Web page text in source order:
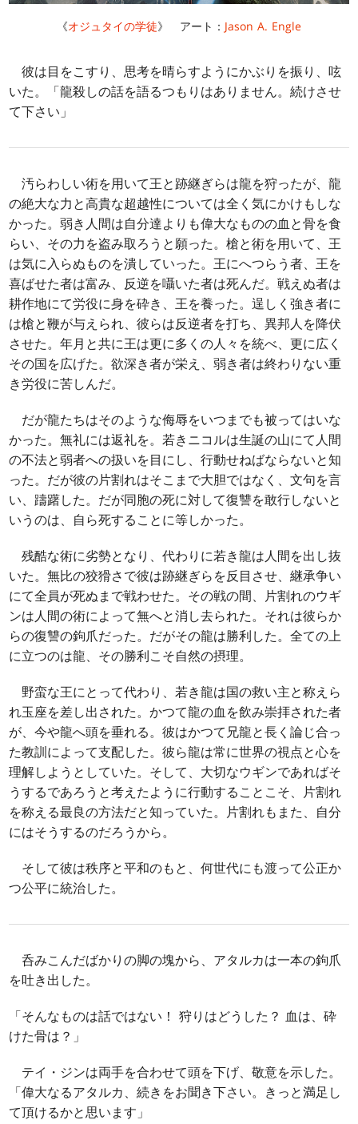
《オジュタイの学徒》 アート： Jason A. Engle
彼は目をこすり、思考を晴らすようにかぶりを振り、呟
いた。「龍殺しの話を語るつもりはありません。続けさせ
て下さい」
汚らわしい術を用いて王と跡継ぎらは龍を狩ったが、龍
の絶大な力と高貴な超越性については全く気にかけもしな
かった。弱き人間は自分達よりも偉大なものの血と骨を食
らい、その力を盗み取ろうと願った。槍と術を用いて、王
は気に入らぬものを潰していった。王にへつらう者、王を
喜ばせた者は富み、反逆を囁いた者は死んだ。戦えぬ者は
耕作地にて労役に身を砕き、王を養った。逞しく強き者に
は槍と鞭が与えられ、彼らは反逆者を打ち、異邦人を降伏
させた。年月と共に王は更に多くの人々を統べ、更に広く
その国を広げた。欲深き者が栄え、弱き者は終わりない重
き労役に苦しんだ。
だが龍たちはそのような侮辱をいつまでも被ってはいな
かった。無礼には返礼を。若きニコルは生誕の山にて人間
の不法と弱者への扱いを目にし、行動せねばならないと知
った。だが彼の片割れはそこまで大胆ではなく、文句を言
い、躊躇した。だが同胞の死に対して復讐を敢行しないと
いうのは、自ら死することに等しかった。
残酷な術に劣勢となり、代わりに若き龍は人間を出し抜
いた。無比の狡猾さで彼は跡継ぎらを反目させ、継承争い
にて全員が死ぬまで戦わせた。その戦の間、片割れのウギ
ンは人間の術によって無へと消し去られた。それは彼らか
らの復讐の鉤爪だった。だがその龍は勝利した。全ての上
に立つのは龍、その勝利こそ自然の摂理。
野蛮な王にとって代わり、若き龍は国の救い主と称えら
れ玉座を差し出された。かつて龍の血を飲み崇拝された者
が、今や龍へ頭を垂れる。彼はかつて兄龍と長く論じ合っ
た教訓によって支配した。彼ら龍は常に世界の視点と心を
理解しようとしていた。そして、大切なウギンであればそ
うするであろうと考えたように行動することこそ、片割れ
を称える最良の方法だと知っていた。片割れもまた、自分
にはそうするのだろうから。
そして彼は秩序と平和のもと、何世代にも渡って公正か
つ公平に統治した。
呑みこんだばかりの脚の塊から、アタルカは一本の鉤爪
を吐き出した。
「そんなものは話ではない！ 狩りはどうした？ 血は、砕
けた骨は？」
テイ・ジンは両手を合わせて頭を下げ、敬意を示した。
「偉大なるアタルカ、続きをお聞き下さい。きっと満足し
て頂けるかと思います」